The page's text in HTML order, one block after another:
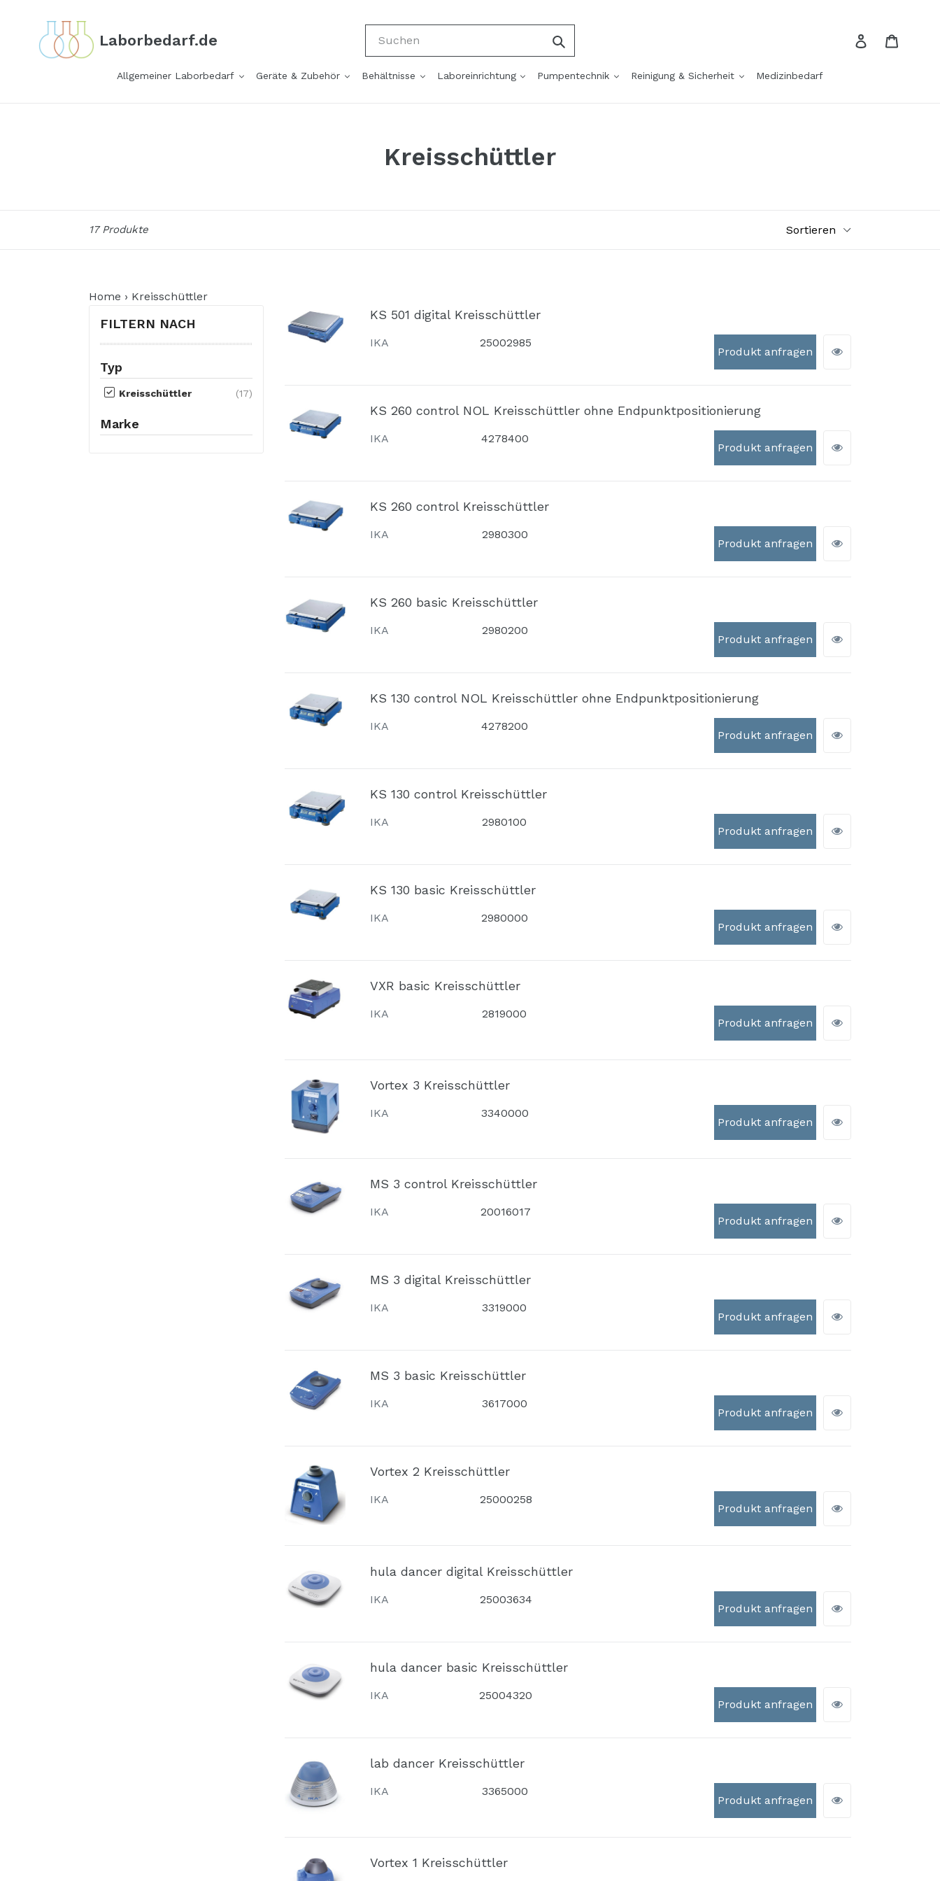
Suchen
Laborbedarf.de Einloggen
Allgemeiner Laborbedarf Geräte & Zubehör Behältnisse Laboreinrichtung Pumpentechnik Reinigung & Sicherheit Medizinbedarf
Kreisschüttler
17 Produkte
Home › Kreisschüttler
FILTERN NACH
Typ
Kreisschüttler (17)
Marke
KS 501 digital Kreisschüttler
IKA 25002985
Produkt anfragen
KS 260 control NOL Kreisschüttler ohne Endpunktpositionierung
IKA 4278400
Produkt anfragen
KS 260 control Kreisschüttler
IKA 2980300
Produkt anfragen
KS 260 basic Kreisschüttler
IKA 2980200
Produkt anfragen
KS 130 control NOL Kreisschüttler ohne Endpunktpositionierung
IKA 4278200
Produkt anfragen
KS 130 control Kreisschüttler
IKA 2980100
Produkt anfragen
KS 130 basic Kreisschüttler
IKA 2980000
Produkt anfragen
VXR basic Kreisschüttler
IKA 2819000
Produkt anfragen
Vortex 3 Kreisschüttler
IKA 3340000
Produkt anfragen
MS 3 control Kreisschüttler
IKA 20016017
Produkt anfragen
MS 3 digital Kreisschüttler
IKA 3319000
Produkt anfragen
MS 3 basic Kreisschüttler
IKA 3617000
Produkt anfragen
Vortex 2 Kreisschüttler
IKA 25000258
Produkt anfragen
hula dancer digital Kreisschüttler
IKA 25003634
Produkt anfragen
hula dancer basic Kreisschüttler
IKA 25004320
Produkt anfragen
lab dancer Kreisschüttler
IKA 3365000
Produkt anfragen
Vortex 1 Kreisschüttler